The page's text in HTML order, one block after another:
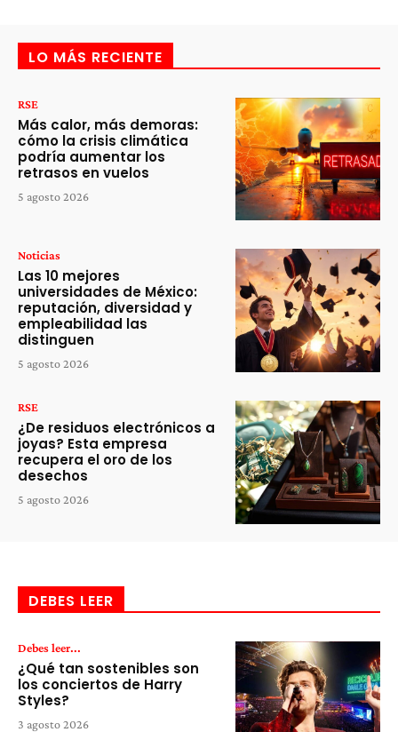
LO MÁS RECIENTE
RSE
Más calor, más demoras:
cómo la crisis climática
podría aumentar los
retrasos en vuelos
5 agosto 2026
Noticias
Las 10 mejores
universidades de México:
reputación, diversidad y
empleabilidad las
distinguen
5 agosto 2026
RSE
¿De residuos electrónicos a
joyas? Esta empresa
recupera el oro de los
desechos
5 agosto 2026
DEBES LEER
Debes leer...
¿Qué tan sostenibles son
los conciertos de Harry
Styles?
3 agosto 2026